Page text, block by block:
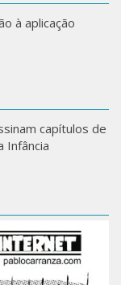
à aplicação
capítulos de
Infância